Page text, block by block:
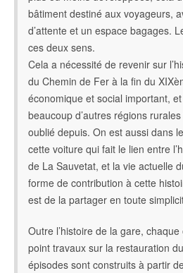
bâtiment destiné aux voyageurs,
d’attente et un espace bagages.
ces deux sens.
Cela a nécessité de revenir sur
du Chemin de Fer à la fin du
économique et social important,
beaucoup d’autres régions
oublié depuis. On est aussi dans
cette voiture qui fait le lien entre
de La Sauvetat, et la vie actuelle
forme de contribution à cette
est de la partager en toute
Outre l’histoire de la gare,
point travaux sur la restauration
épisodes sont construits à partir